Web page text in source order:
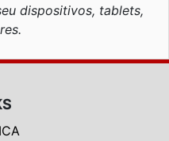
dispositivos, tablets,